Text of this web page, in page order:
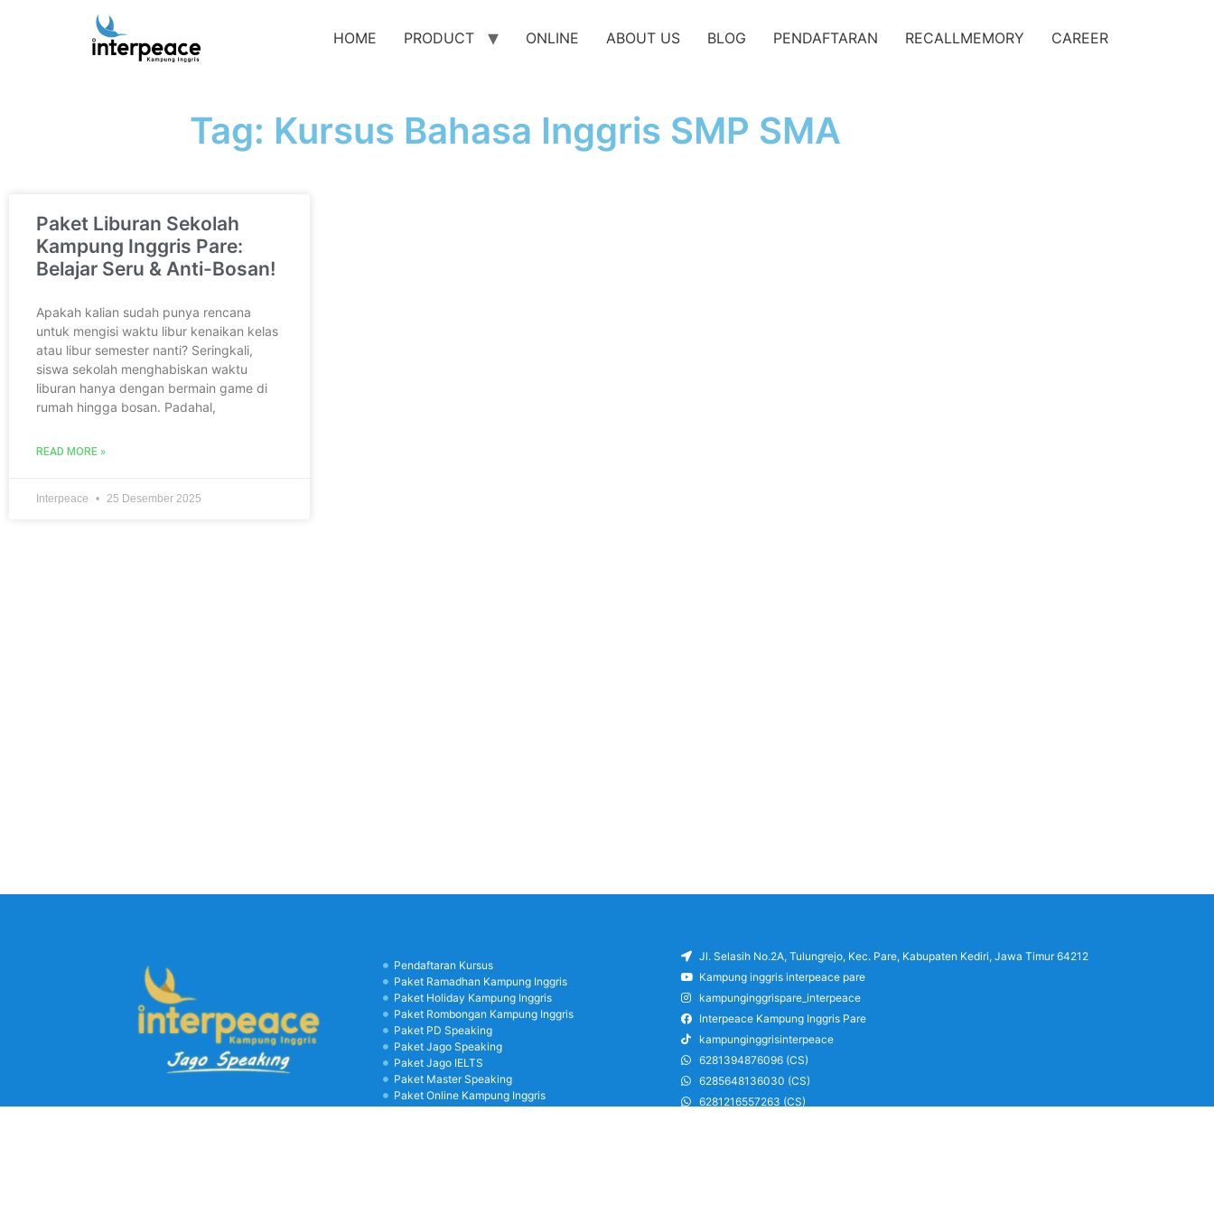
HOME PRODUCT ONLINE ABOUT US BLOG PENDAFTARAN RECALLMEMORY CAREER
Tag: Kursus Bahasa Inggris SMP SMA
Paket Liburan Sekolah
Kampung Inggris Pare:
Belajar Seru & Anti-Bosan!
Apakah kalian sudah punya rencana
untuk mengisi waktu libur kenaikan kelas
atau libur semester nanti? Seringkali,
siswa sekolah menghabiskan waktu
liburan hanya dengan bermain game di
rumah hingga bosan. Padahal,
READ MORE »
Interpeace 25 Desember 2025
Pendaftaran Kursus
Paket Ramadhan Kampung Inggris
Paket Holiday Kampung Inggris
Paket Rombongan Kampung Inggris
Paket PD Speaking
Paket Jago Speaking
Paket Jago IELTS
Paket Master Speaking
Paket Online Kampung Inggris
Blog
Jl. Selasih No.2A, Tulungrejo, Kec. Pare, Kabupaten Kediri, Jawa Timur 64212
Kampung inggris interpeace pare
kampunginggrispare_interpeace
Interpeace Kampung Inggris Pare
kampunginggrisinterpeace
6281394876096 (CS)
6285648136030 (CS)
6281216557263 (CS)